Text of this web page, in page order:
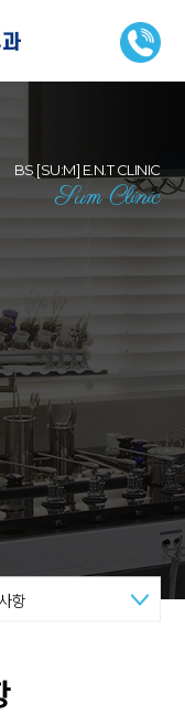
BS [SU:M] E.N.T CLINIC
Sum Clinic
항